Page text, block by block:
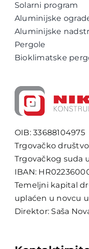
Solarni program
Aluminijske
Aluminijske
Pergole
Bioklimatske
OIB: 33688104975
Trgovačko
Trgovačkog suda
IBAN:
Temeljni kapital
uplaćen u novcu
Direktor: Saša